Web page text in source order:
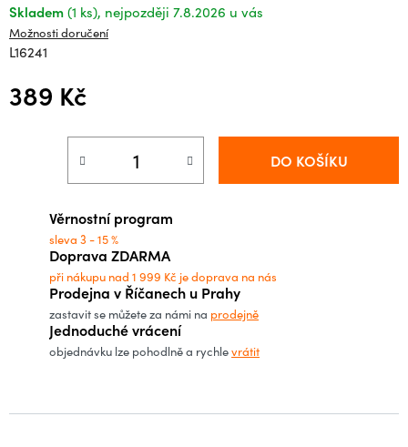
Skladem (1 ks) 7.8.2026
Možnosti doručení
L16241
389 Kč
DO KOŠÍKU
Věrnostní program
sleva 3 - 15 %
Doprava ZDARMA
při nákupu nad 1 999 Kč je doprava na nás
Prodejna v Říčanech u Prahy
zastavit se můžete za námi na prodejně
Jednoduché vrácení
objednávku lze pohodlně a rychlevrátit